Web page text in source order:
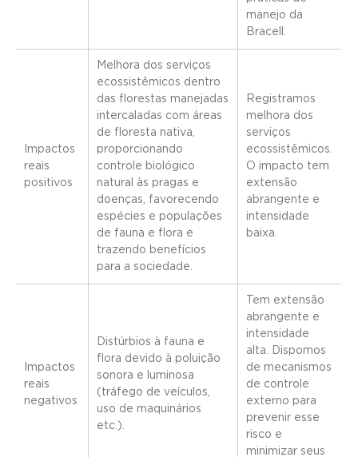
manejo da
Bracell.
Impactos
reais
positivos
Melhora dos serviços
ecossistêmicos dentro
das florestas manejadas
intercaladas com áreas
de floresta nativa,
proporcionando
controle biológico
natural às pragas e
doenças, favorecendo
espécies e populações
de fauna e flora e
trazendo benefícios
para a sociedade.
Registramos
melhora dos
serviços
ecossistêmicos.
O impacto tem
extensão
abrangente e
intensidade
baixa.
Impactos
reais
negativos
Distúrbios à fauna e
flora devido à poluição
sonora e luminosa
(tráfego de veículos,
uso de maquinários
etc.).
Tem extensão
abrangente e
intensidade
alta. Dispomos
de mecanismos
de controle
externo para
prevenir esse
risco e
minimizar seus